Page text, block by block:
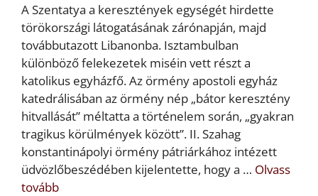
A Szentatya a keresztények egységét hirdette
törökországi látogatásának zárónapján, majd
továbbutazott Libanonba. Isztambulban
különböző felekezetek miséin vett részt a
katolikus egyházfő. Az örmény apostoli egyház
katedrálisában az örmény nép „bátor keresztény
hitvallását” méltatta a történelem során, „gyakran
tragikus körülmények között”. II. Szahag
konstantinápolyi örmény pátriárkához intézett
üdvözlőbeszédében kijelentette, hogy a … Olvass
tovább